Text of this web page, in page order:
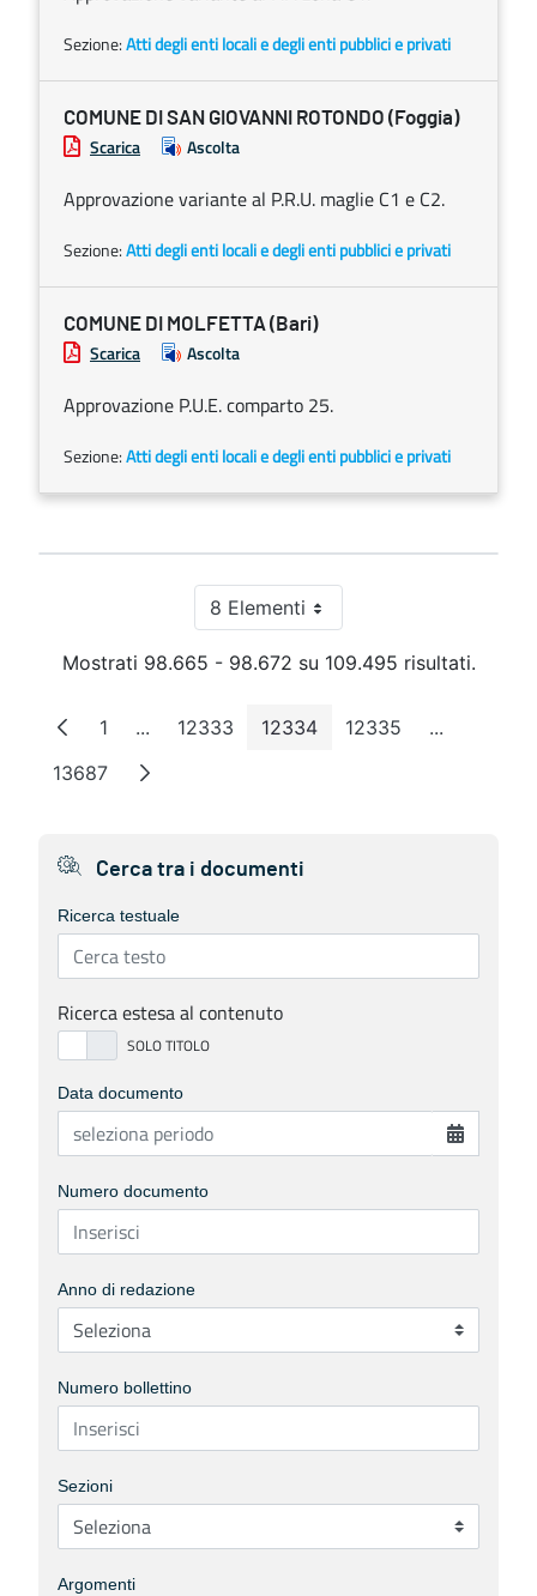
Sezione:Atti degli enti locali e degli enti pubblici e privati
COMUNE DI SAN GIOVANNI ROTONDO (Foggia)
Scarica Ascolta
Approvazione variante al P.R.U. maglie C1 e C2.
Sezione:Atti degli enti locali e degli enti pubblici e privati
COMUNE DI MOLFETTA (Bari)
Scarica Ascolta
Approvazione P.U.E. comparto 25.
Sezione:Atti degli enti locali e degli enti pubblici e privati
8 ElementiPer pagina
Mostrati 98.665 - 98.672 su 109.495 risultati.
Pagina
1 ...Pagine intermedie
Pagina
12333 Pagina
12334 Pagina
12335 ...Pagine
Pagina
13687
Cerca tra i documenti
Ricerca testuale
Ricerca estesa al contenuto
Data documento
Numero documento
Anno di redazione
Numero bollettino
Sezioni
Argomenti